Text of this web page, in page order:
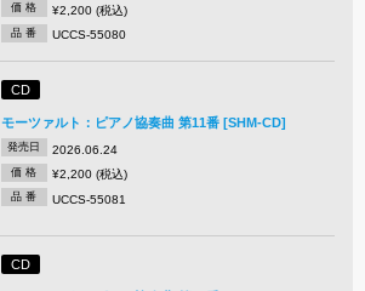
価 格 ¥2,200 (税込)
品 番 UCCS-55080
CD
モーツァルト：ピアノ協奏曲 第11番 [SHM-CD]
発売日 2026.06.24
価 格 ¥2,200 (税込)
品 番 UCCS-55081
CD